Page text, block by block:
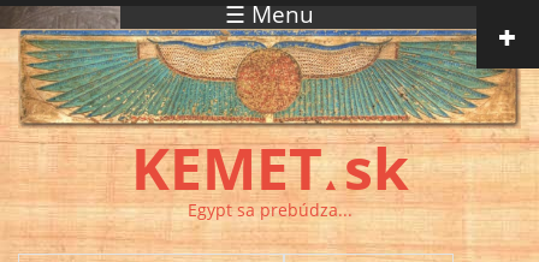
Skočiť na hlavný obsah ☰ Menu
KEMET▲ sk
Egypt sa prebúdza...